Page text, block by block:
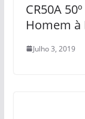
CR50A
Homem à
Julho 3, 2019